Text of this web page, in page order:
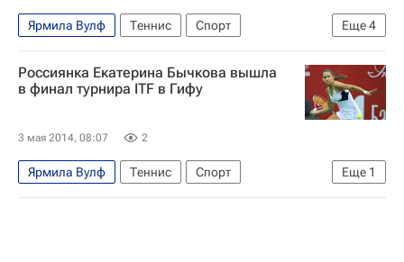
Еще4
Ярмила Вулф Теннис
Спорт
WTA Токио
Дарья Гаврилова
Карла Суарес-Наварро
Каролина Возняцки
Россиянка Екатерина Бычкова вышла
в финал турнира ITF в Гифу
3 мая 2014, 08:07 2
Еще 1
Ярмила Вулф Теннис
Спорт
Екатерина Бычкова